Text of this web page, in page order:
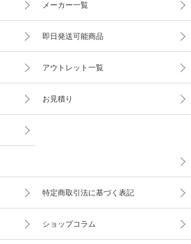
メーカー一覧
即日発送可能商品
アウトレット一覧
お見積り
特定商取引法に基づく表記
ショップコラム